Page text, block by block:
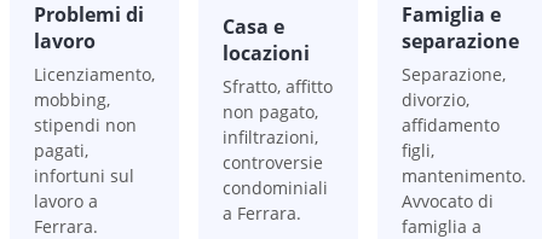
Problemi di
lavoro
Licenziamento,
mobbing,
stipendi non
pagati,
infortuni sul
lavoro a
Ferrara.
Casa e
locazioni
Sfratto, affitto
non pagato,
infiltrazioni,
controversie
condominiali
a Ferrara.
Famiglia e
separazione
Separazione,
divorzio,
affidamento
figli,
mantenimento.
Avvocato di
famiglia a